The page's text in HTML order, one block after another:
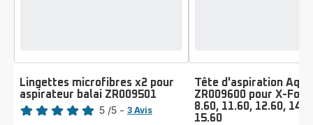
Lingettes microfibres x2 pour
aspirateur balai ZR009501
Note
5 /5 - 3 Avis
Tête d'aspiration Aqua
ZR009600 pour X-
8.60, 11.60, 12.60,
15.60
Note